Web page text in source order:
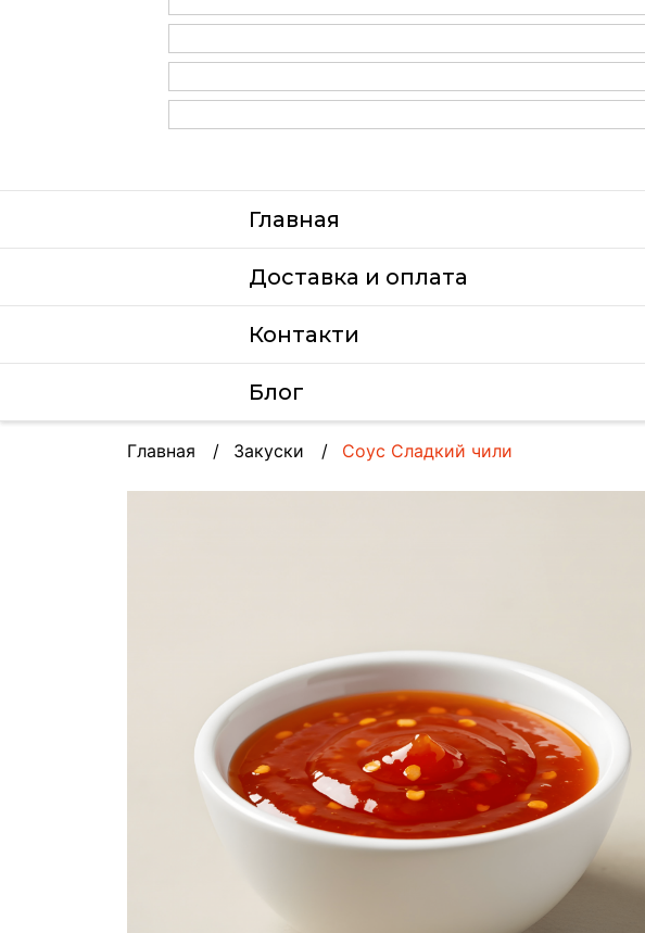
Главная
Доставка и оплата
Контакти
Блог
Главная Закуски Соус Сладкий чили